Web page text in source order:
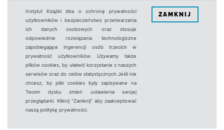
Instytut Książki dba o ochronę prywatności
użytkowników i bezpieczeństwo przetwarzania
ich danych osobowych oraz stosuje
odpowiednie rozwiązania technologiczne
zapobiegające ingerencji osób trzecich w
prywatność użytkowników. Używamy także
plików cookies, by ułatwić korzystanie z naszych
serwisów oraz do celów statystycznych.Jeśli nie
chcesz, by pliki cookies były zapisywane na
Twoim dysku zmień ustawienia swojej
przeglądarki. Kliknij "Zamknij" aby zaakceptować
naszą politykę prywatności.
ZAMKNIJ